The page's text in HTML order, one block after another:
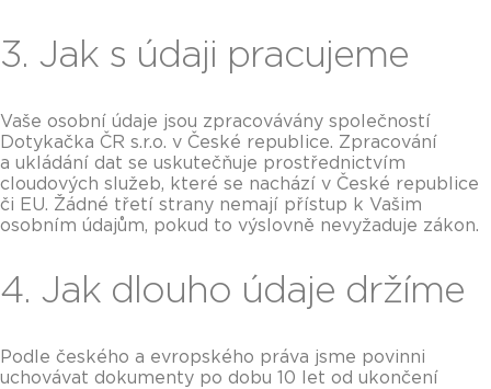
3. Jak s údaji pracujeme
Vaše osobní údaje jsou zpracovávány společností
Dotykačka ČR s.r.o. v České republice. Zpracování
a ukládání dat se uskutečňuje prostřednictvím
cloudových služeb, které se nachází v České republice
či EU. Žádné třetí strany nemají přístup k Vašim
osobním údajům, pokud to výslovně nevyžaduje zákon.
4. Jak dlouho údaje držíme
Podle českého a evropského práva jsme povinni
uchovávat dokumenty po dobu 10 let od ukončení